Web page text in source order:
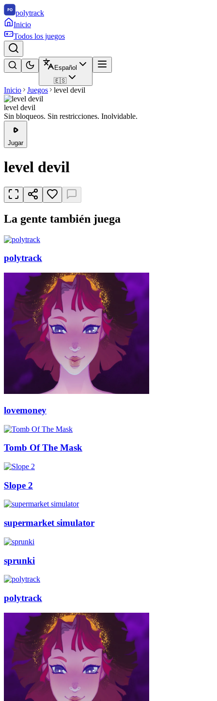
polytrack
Inicio
Todos los juegos
Español
🇪🇸
Inicio Juegos level devil
level devil
Sin bloqueos. Sin restricciones. Inolvidable.
Jugar
level devil
La gente también juega
polytrack
lovemoney
Tomb Of The Mask
Slope 2
supermarket simulator
sprunki
polytrack